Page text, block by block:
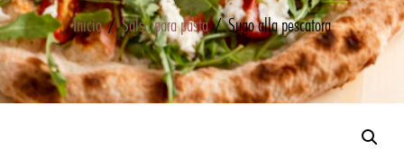
Inicio/Salsa para pasta/ Sugo alla pescatora